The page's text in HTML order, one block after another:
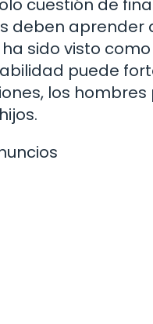
cuestión de
deben aprender
sido visto
puede
los